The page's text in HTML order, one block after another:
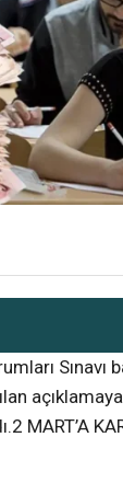
Sınavı
MART’A